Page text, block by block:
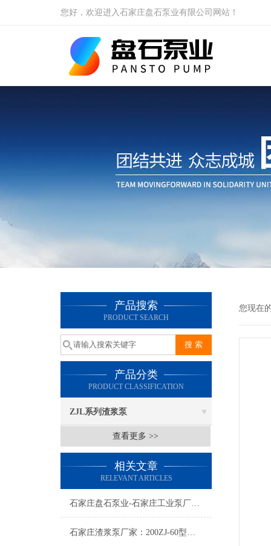
您好，欢迎进入石家庄盘石泵业有限公司网站！
产品搜索
PRODUCT SEARCH
产品分类
PRODUCT CLASSIFICATION
ZJL系列渣浆泵
查看更多 >>
相关文章
RELEVANT ARTICLES
石家庄盘石泵业-石家庄工业泵厂家：造成渣浆泵机械泄漏的原因分析
石家庄渣浆泵厂家：200ZJ-60型渣浆泵
您现在